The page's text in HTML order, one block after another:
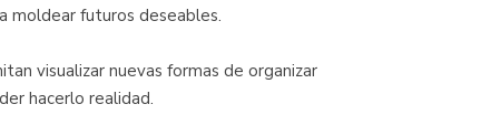
moldear futuros deseables.
visualizar nuevas formas de organizar
hacerlo realidad.